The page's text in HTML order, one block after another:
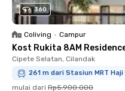
360
Coliving • Campur
Kost Rukita 8AM
Cipete Selatan, Cilandak
261 m dari Stasiun MRT Haji
mulai dari Rp5.900.000